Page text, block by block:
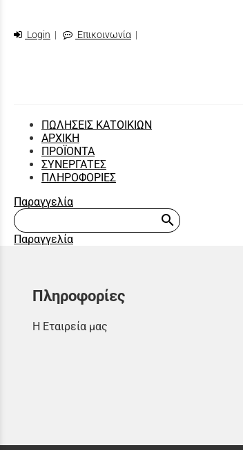
Login | Επικοινωνία |
ΠΩΛΗΣΕΙΣ ΚΑΤΟΙΚΙΩΝ
ΑΡΧΙΚΗ
ΠΡΟΪΟΝΤΑ
ΣΥΝΕΡΓΑΤΕΣ
ΠΛΗΡΟΦΟΡΙΕΣ
Παραγγελία
search
Παραγγελία
Πληροφορίες
Η Εταιρεία μας